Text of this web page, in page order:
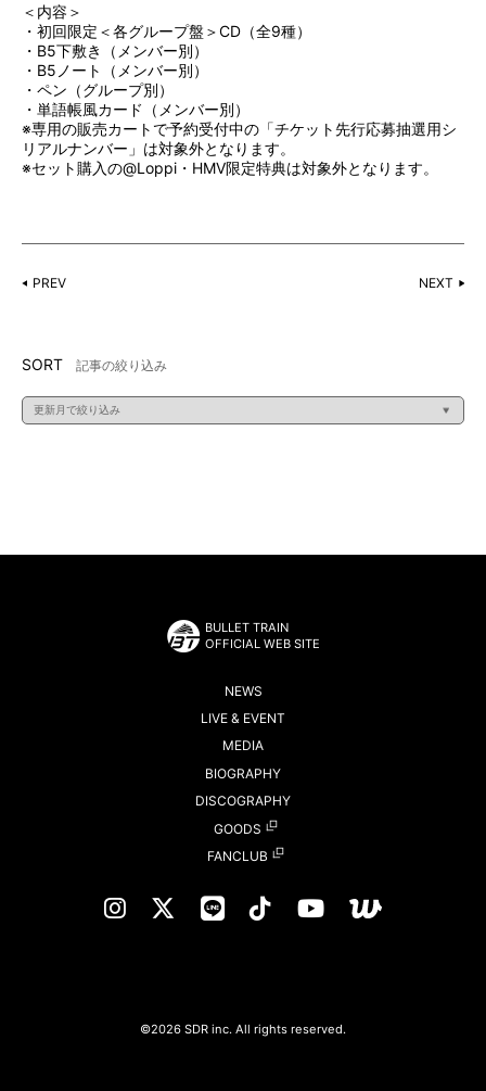
＜内容＞
・初回限定＜各グループ盤＞CD（全9種）
・B5下敷き（メンバー別）
・B5ノート（メンバー別）
・ペン（グループ別）
・単語帳風カード（メンバー別）
※専用の販売カートで予約受付中の「チケット先行応募抽選用シ
リアルナンバー」は対象外となります。
※セット購入の@Loppi・HMV限定特典は対象外となります。
PREV NEXT
SORT 記事の絞り込み
BULLET TRAIN
OFFICIAL WEB SITE
NEWS
LIVE & EVENT
MEDIA
BIOGRAPHY
DISCOGRAPHY
GOODS
FANCLUB
©2026 SDR inc. All rights reserved.